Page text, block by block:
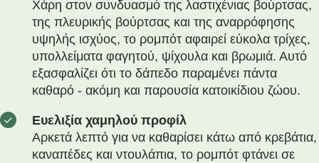
Χάρη στον συνδυασμό της λαστιχένιας βούρτσας,
της πλευρικής βούρτσας και της αναρρόφησης
υψηλής ισχύος, το ρομπότ αφαιρεί εύκολα τρίχες,
υπολλείματα φαγητού, ψίχουλα και βρωμιά. Αυτό
εξασφαλίζει ότι το δάπεδο παραμένει πάντα
καθαρό - ακόμη και παρουσία κατοικίδιου ζώου.
Ευελιξία χαμηλού προφίλ
Αρκετά λεπτό για να καθαρίσει κάτω από κρεβάτια,
καναπέδες και ντουλάπια, το ρομπότ φτάνει σε